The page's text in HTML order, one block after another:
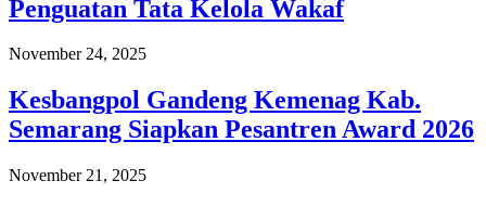
Penguatan Tata Kelola Wakaf
November 24, 2025
Kesbangpol Gandeng Kemenag Kab.
Semarang Siapkan Pesantren Award 2026
November 21, 2025